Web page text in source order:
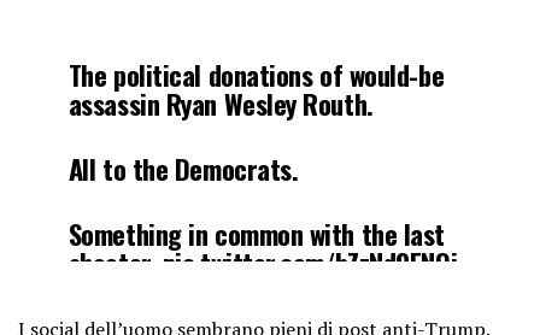
The political donations of would-be
assassin Ryan Wesley Routh.
All to the Democrats.
Something in common with the last
shooter. pic.twitter.com/bZzNd9ENOi
— Techno Fog (@Techno_Fog)
I social dell’uomo sembrano pieni di post anti-Trump.